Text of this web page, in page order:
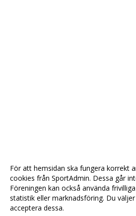
För att hemsidan ska fungera korrekt
cookies från SportAdmin. Dessa går
Föreningen kan också använda
statistik eller marknadsföring. Du
acceptera dessa.